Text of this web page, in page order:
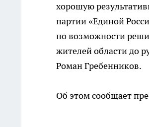
хорошую
партии «Единой
по возможности
жителей области до
Роман Гребенников.
Об этом сообщает